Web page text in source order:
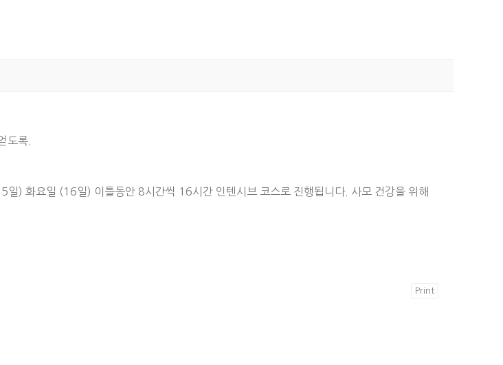
도록.
) 화요일 (16일) 이틀동안 8시간씩 16시간 인텐시브 코스로 진행됩니다. 사모 건강을 위해
Print